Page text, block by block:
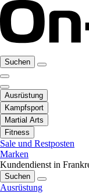
Suchen
Ausrüstung
Kampfsport
Martial Arts
Fitness
Sale und Restposten
Marken
Kundendienst in
Suchen
Ausrüstung